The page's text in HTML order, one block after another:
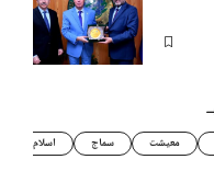
معیشت سماج اسلام